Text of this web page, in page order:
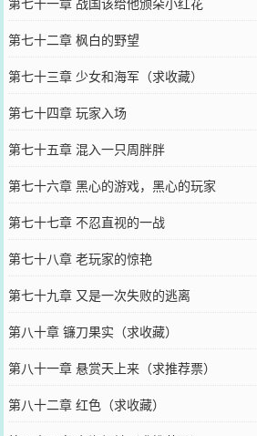
第七十二章 枫白的野望
第七十三章 少女和海军（求收藏）
第七十四章 玩家入场
第七十五章 混入一只周胖胖
第七十六章 黑心的游戏，黑心的玩家
第七十七章 不忍直视的一战
第七十八章 老玩家的惊艳
第七十九章 又是一次失败的逃离
第八十章 镰刀果实（求收藏）
第八十一章 悬赏天上来（求推荐票）
第八十二章 红色（求收藏）